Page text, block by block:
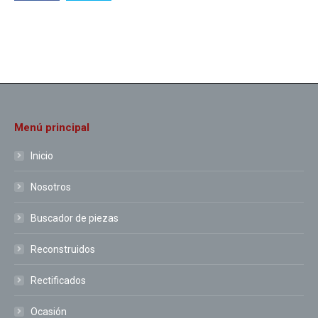
Menú principal
Inicio
Nosotros
Buscador de piezas
Reconstruidos
Rectificados
Ocasión